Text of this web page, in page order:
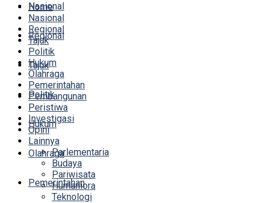
Nasional
Regional
Tajuk
Politik
Hukum
Olahraga
Pemerintahan
Home
Nasional
Regional
Tajuk
Politik
Hukum
Olahraga
Pemerintahan
Pembangunan
Peristiwa
Investigasi
Opini
Lainnya
Parlementaria
Budaya
Pariwisata
Humaniora
Teknologi